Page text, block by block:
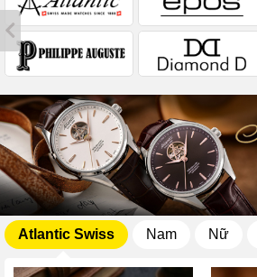
Atlantic Swiss Nam Nữ